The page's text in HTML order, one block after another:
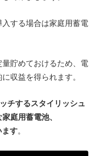
する場合は家庭用蓄電
貯めておけるため、電
収益を得られます。
チするスタイリッシュ
庭用蓄電池、
ます。